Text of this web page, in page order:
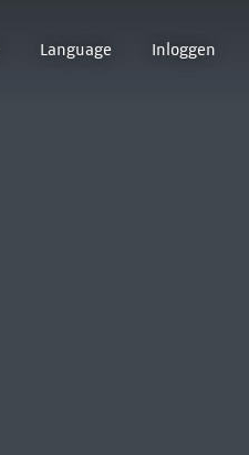
Language Inloggen